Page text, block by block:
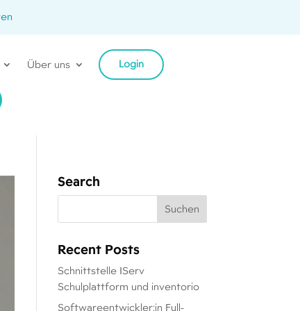
Über uns Login
Search
Recent Posts
Schnittstelle IServ
Schulplattform und inventorio
Softwareentwickler:in Full-